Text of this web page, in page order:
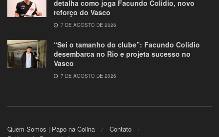
detalha como joga Facundo Colidio, novo
reforço do Vasco
7 DE AGOSTO DE 2026
“Sei o tamanho do clube”: Facundo Colidio
desembarca no Rio e projeta sucesso no
Vasco
7 DE AGOSTO DE 2026
Quem Somos | Papo na Colina
Contato